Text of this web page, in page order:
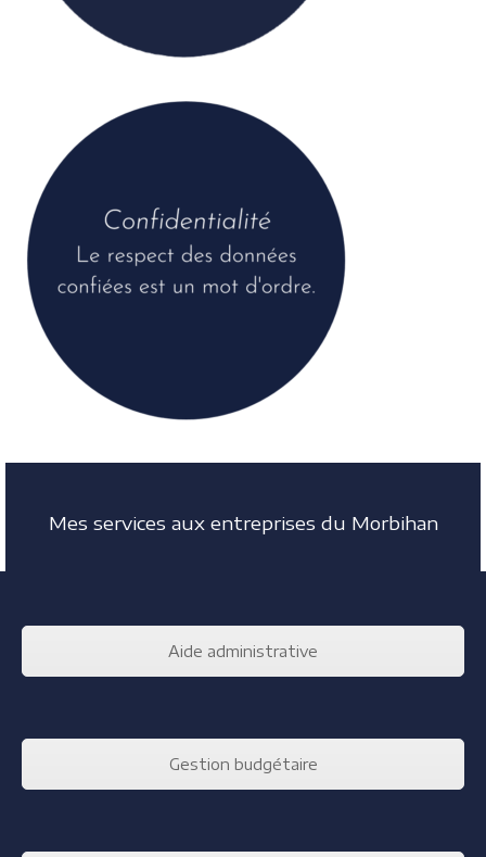
Mes services aux entreprises du Morbihan
Aide administrative
Gestion budgétaire